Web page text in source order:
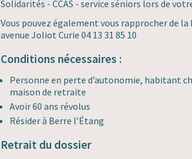
Solidarités - CCAS - service séniors lors de
Vous pouvez également vous rapprocher de la
avenue Joliot Curie 04 13 31 85 10
Conditions nécessaires :
Personne en perte d’autonomie, habitant
maison de retraite
Avoir 60 ans révolus
Résider à Berre l’Étang
Retrait du dossier